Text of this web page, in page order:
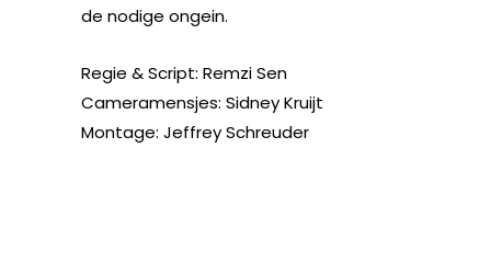
de nodige ongein.
Regie & Script: Remzi Sen
Cameramensjes: Sidney Kruijt
Montage: Jeffrey Schreuder